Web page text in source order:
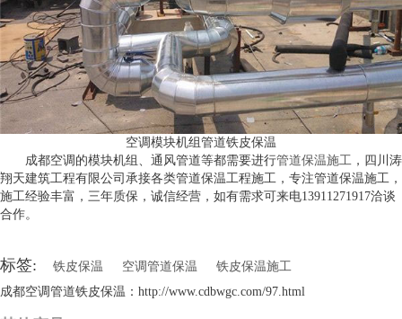
空调模块机组管道铁皮保温
成都空调的模块机组、通风管道等都需要进行管道保温施工 ，四川涛
翔天建筑工程有限公司承接各类管道保温工程施工，专注管道保温施工，
施工经验丰富，三年质保，诚信经营，如有需求可来电13911271917洽谈
合作。
标签: 铁皮保温 空调管道保温
铁皮保温施工
成都空调管道铁皮保温：http://www.cdbwgc.com/97.html